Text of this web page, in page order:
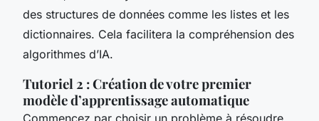
des structures de données comme les listes et les
dictionnaires. Cela facilitera la compréhension des
algorithmes d’IA.
Tutoriel 2 : Création de votre premier
modèle d’apprentissage automatique
Commencez par choisir un problème à résoudre.